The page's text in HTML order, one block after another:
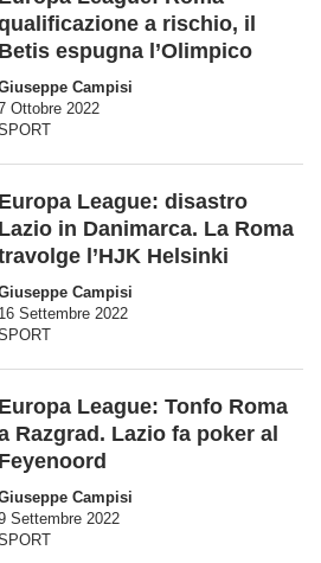
a rischio, il
Betis espugna l’Olimpico
Campisi
Ottobre 2022
Europa League: disastro
Lazio in Danimarca. La Roma
l’HJK Helsinki
Campisi
16 Settembre 2022
Europa League: Tonfo Roma
Razgrad. Lazio fa poker al
Feyenoord
Campisi
Settembre 2022